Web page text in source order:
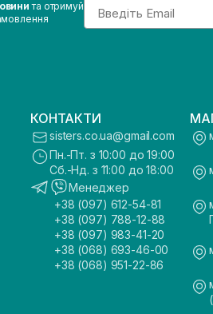
та отримуйEmail
КОНТАКТИ
sisters.co.ua@gmail.com
Пн.-Пт. з 10:00 до 19:00
Сб.-Нд. з 11:00 до 18:00
Менеджер
+38 (097) 612-54-81
+38 (097) 788-12-88
+38 (097) 983-41-20
+38 (068) 693-46-00
+38 (068) 951-22-86